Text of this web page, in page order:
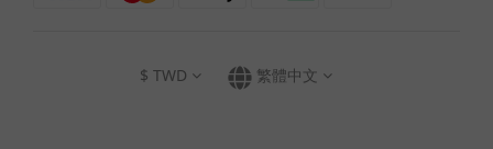
$ TWD 繁體中文